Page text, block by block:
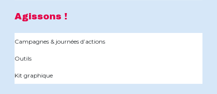
Agissons !
Campagnes & journées d’actions
Outils
Kit graphique